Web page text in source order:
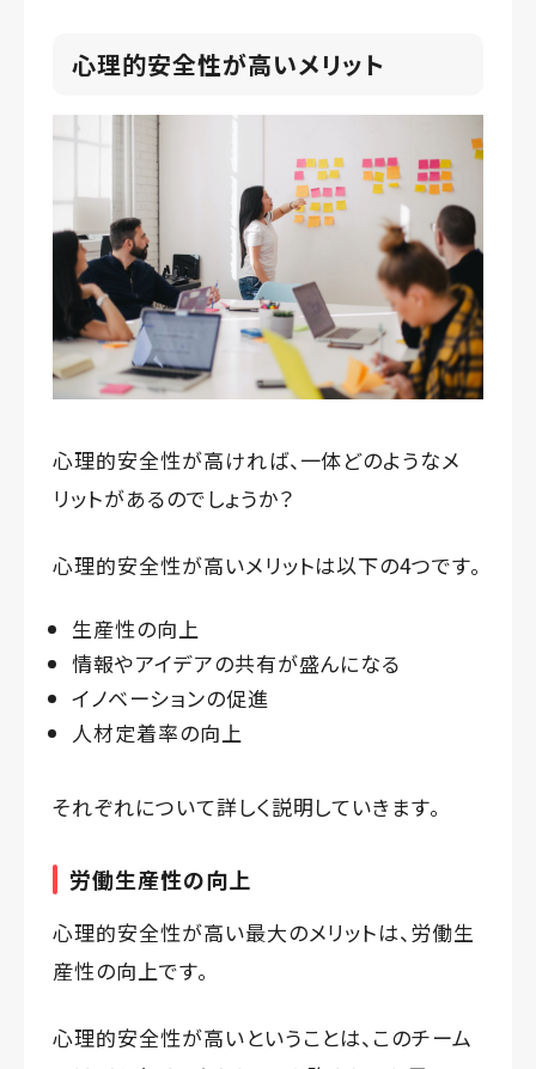
心理的安全性が高いメリット
心理的安全性が高ければ、一体どのようなメ
リットがあるのでしょうか？
心理的安全性が高いメリットは以下の4つです。
生産性の向上
情報やアイデアの共有が盛んになる
イノベーションの促進
人材定着率の向上
それぞれについて詳しく説明していきます。
労働生産性の向上
心理的安全性が高い最大のメリットは、労働生
産性の向上です。
心理的安全性が高いということは、このチーム